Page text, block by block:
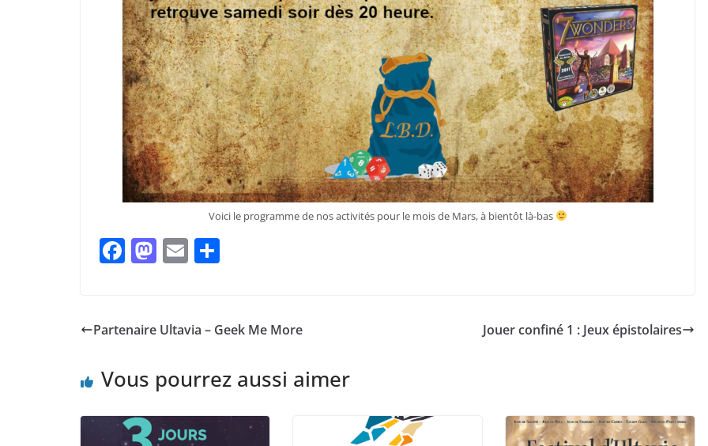
Voici le programme de nos activités pour le mois de Mars, à bientôt là-bas
F
e
o
k
M
o
o
n
E
l g
Partenaire Ultavia – Geek Me More Jouer confiné 1 : Jeux épistolaires
Vous pourrez aussi aimer